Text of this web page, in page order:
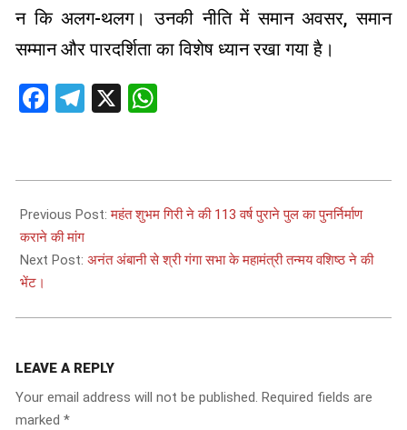
न कि अलग-थलग। उनकी नीति में समान अवसर, समान
सम्मान और पारदर्शिता का विशेष ध्यान रखा गया है।
Facebook
Telegram
X
06-
10
Previous Post:महंत शुभम गिरी ने की 113 वर्ष पुराने पुल का पुनर्निर्माण
कराने की मांग
Next Post: अनंत अंबानी से श्री गंगा सभा के महामंत्री तन्मय वशिष्ठ ने की
भेंट।
LEAVE A REPLY
Your email address will not be published. Required fields are
marked *